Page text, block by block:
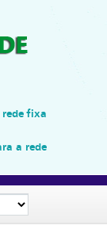
fixa
a rede